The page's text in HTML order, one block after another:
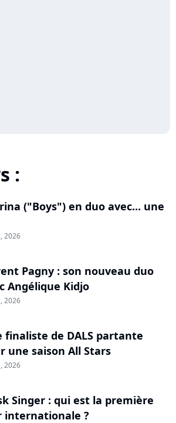
:
("Boys") en duo avec... une
2026
Pagny : son nouveau duo
Angélique Kidjo
2026
finaliste de DALS partante
une saison All Stars
2026
Singer : qui est la première
internationale ?